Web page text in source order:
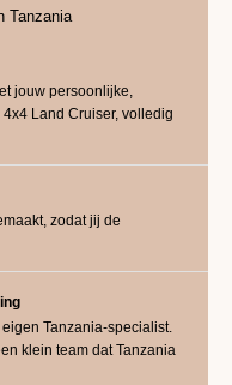
Tanzania
jouw persoonlijke,
Land Cruiser, volledig
zodat jij de
Tanzania-specialist.
klein team dat Tanzania